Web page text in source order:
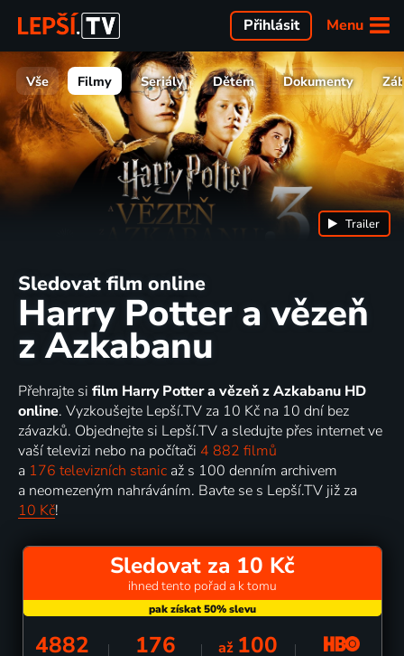
Menu
Přihlásit
Vše Filmy Seriály Dětem Dokumenty
Sledovat film online
Harry Potter a vězeň
z Azkabanu
Trailer
Přehrajte si film Harry Potter a vězeň z Azkabanu HD
online. Vyzkoušejte Lepší.TV za 10 Kč na 10 dní bez
závazků. Objednejte si Lepší.TV a sledujte přes internet ve
vaší televizi nebo na počítači 4 882 filmů
a 176 televizních stanic až s 100 denním archivem
a neomezeným nahráváním. Bavte se s Lepší.TV již za
10 Kč!
Sledovat za 10 Kč
ihned tento pořad a k tomu
4882 176 až 100